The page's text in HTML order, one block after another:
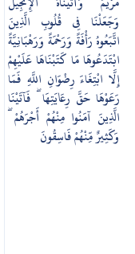
وَجَعَلْنَا فِي قُلُوبِ الَّذِينَ
اتَّبَعُوهُ رَأْفَةً وَرَحْمَةً وَرَهْبَانِيَّةً
ابْتَدَعُوهَا مَا كَتَبْنَاهَا عَلَيْهِمْ
إِلَّا ابْتِغَاءَ رِضْوَانِ اللَّهِ فَمَا
رَعَوْهَا حَقَّ رِعَايَتِهَا ۖ فَآتَيْنَا
الَّذِينَ آمَنُوا مِنْهُمْ أَجْرَهُمْ ۖ
وَكَثِيرٌ مِّنْهُمْ فَاسِقُونَ